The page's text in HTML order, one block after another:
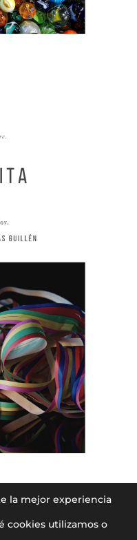
la mejor experiencia
cookies utilizamos o